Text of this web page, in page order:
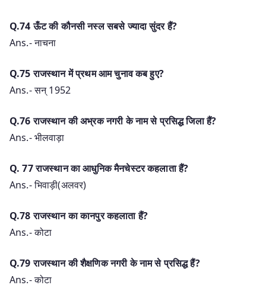
Q.74 ऊँट की कौनसी नस्ल सबसे ज्यादा सुंदर हैं?
Ans.- नाचना
Q.75 राजस्थान में प्रथम आम चुनाव कब हुए?
Ans.- सन् 1952
Q.76 राजस्थान की अभ्रक नगरी के नाम से प्रसिद्ध जिला हैं?
Ans.- भीलवाड़ा
Q. 77 राजस्थान का आधुनिक मैनचेस्टर कहलाता हैं?
Ans.- भिवाड़ी(अलवर)
Q.78 राजस्थान का कानपुर कहलाता हैं?
Ans.- कोटा
Q.79 राजस्थान की शैक्षणिक नगरी के नाम से प्रसिद्ध हैं?
Ans.- कोटा